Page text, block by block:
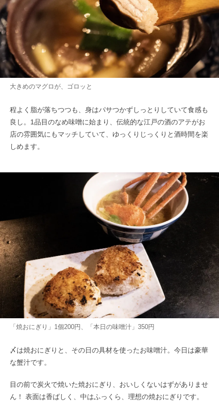
大きめのマグロが、ゴロッと
程よく脂が落ちつつも、身はパサつかずしっとりしていて食感も
良し。1品目のなめ味噌に始まり、伝統的な江戸の酒のアテがお
店の雰囲気にもマッチしていて、ゆっくりじっくりと酒時間を楽
しめます。
「焼おにぎり」1個200円、「本日の味噌汁」350円
〆は焼おにぎりと、その日の具材を使ったお味噌汁。今日は豪華
な蟹汁です。
目の前で炭火で焼いた焼おにぎり、おいしくないはずがありませ
ん！ 表面は香ばしく、中はふっくら、理想の焼おにぎりです。